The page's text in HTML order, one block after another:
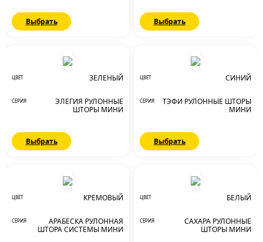
Выбрать Выбрать
ЦВЕТ ЗЕЛЕНЫЙ
СЕРИЯ
ЭЛЕГИЯ РУЛОННЫЕ
ШТОРЫ МИНИ
Выбрать
ЦВЕТ СИНИЙ
СЕРИЯ
ТЭФИ РУЛОННЫЕ ШТОРЫ
МИНИ
Выбрать
ЦВЕТ КРЕМОВЫЙ
СЕРИЯ
АРАБЕСКА РУЛОННАЯ
ШТОРА СИСТЕМЫ МИНИ
ЦВЕТ БЕЛЫЙ
СЕРИЯ
САХАРА РУЛОННЫЕ
ШТОРЫ МИНИ